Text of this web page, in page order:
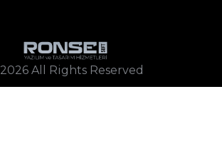
2026 All Rights Reserved